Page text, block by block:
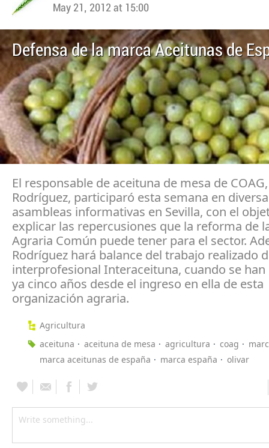
May 21, 2012 at 15:00
Defensa de la marca Aceitunas de
El responsable de aceituna de mesa de
Rodríguez, participaró esta semana en
asambleas informativas en Sevilla, con el
explicar las repercusiones que la reforma de
Agraria Común puede tener para el sector.
Rodríguez hará balance del trabajo realizado
interprofesional Interaceituna, cuando se
ya cinco años desde el ingreso en ella de esta
organización agraria.
Agricultura
aceituna
aceituna de mesa agricultura coag
marca aceitunas de españa
marca españa olivar